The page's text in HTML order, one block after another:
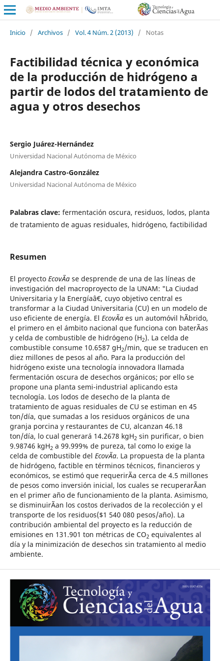
Inicio / Archivos / Vol. 4 Núm. 2 (2013) / Notas
Factibilidad técnica y económica
de la producción de hidrógeno a
partir de lodos del tratamiento de
agua y otros desechos
Sergio Juárez-Hernández
Universidad Nacional Autónoma de México
Alejandra Castro-González
Universidad Nacional Autónoma de México
Palabras clave: fermentación oscura, residuos, lodos, planta
de tratamiento de aguas residuales, hidrógeno, factibilidad
Resumen
El proyecto EcovÃ­ase desprende de una de las líneas de
investigación del macroproyecto de la UNAM: "La Ciudad
Universitaria y la Energíaâ€, cuyo objetivo central es
transformar a la Ciudad Universitaria (CU) en un modelo de
uso eficiente de energía. El EcovÃ­aes un automóvil hÃ­brido,
el primero en el ámbito nacional que funciona con baterÃ­as
y celda de combustible de hidrógeno (H2). La celda de
combustible consume 10.6587 gH2/min, que se traducen en
diez millones de pesos al año. Para la producción del
hidrógeno existe una tecnología innovadora llamada
fermentación oscura de desechos orgánicos; por ello se
propone una planta semi-industrial aplicando esta
tecnología. Los lodos de desecho de la planta de
tratamiento de aguas residuales de CU se estiman en 45
ton/día, que sumadas a los residuos orgánicos de una
granja porcina y restaurantes de CU, alcanzan 46.18
ton/día, lo cual generará 14.2678 kgH2 sin purificar, o bien
9.98746 kgH2 a 99.999% de pureza, tal como lo exige la
celda de combustible del EcovÃ­a. La propuesta de la planta
de hidrógeno, factible en términos técnicos, financieros y
económicos, se estimó que requerirÃ­a cerca de 4.5 millones
de pesos como inversión inicial, los cuales se recuperarÃ­an
en el primer año de funcionamiento de la planta. Asimismo,
se disminuirÃ­an los costos derivados de la recolección y el
transporte de los residuos($1 540 080 pesos/año). La
contribución ambiental del proyecto es la reducción de
emisiones en 131.901 ton métricas de CO2 equivalentes al
día y la minimización de desechos sin tratamiento al medio
ambiente.